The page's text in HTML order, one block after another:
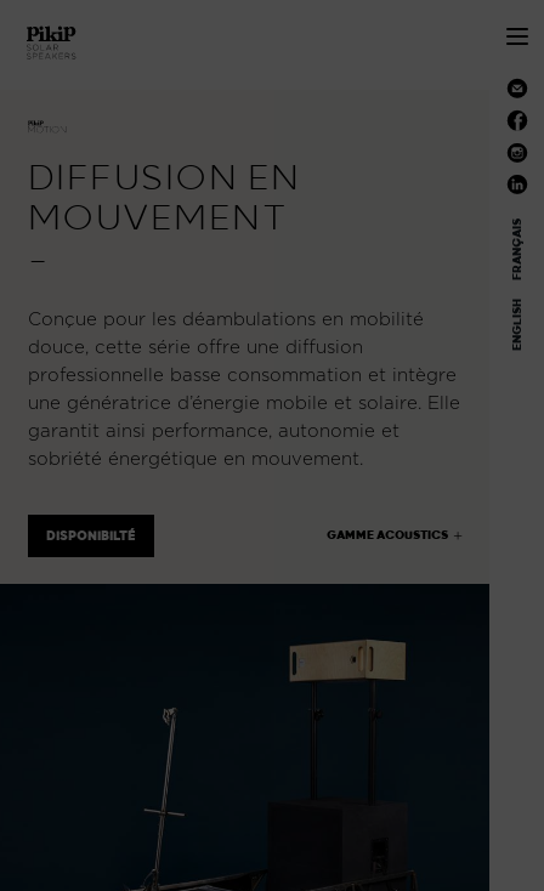
ENGLISH
FRANÇAIS
DIFFUSION EN
MOUVEMENT
—
Conçue pour les déambulations en mobilité
douce, cette série offre une diffusion
professionnelle basse consommation et intègre
une génératrice d’énergie mobile et solaire. Elle
garantit ainsi performance, autonomie et
sobriété énergétique en mouvement.
DISPONIBILTÉ GAMME ACOUSTICS